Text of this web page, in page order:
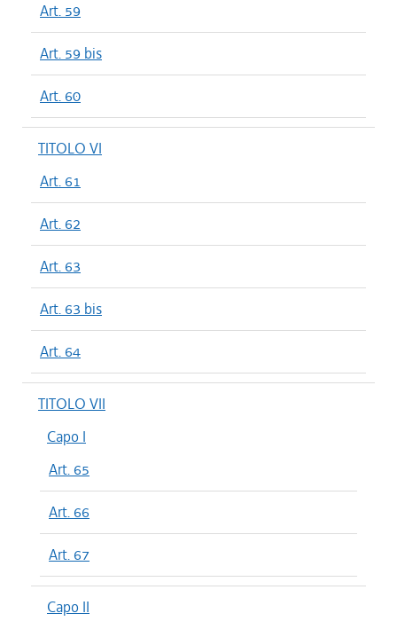
Art. 59
Art. 59 bis
Art. 60
TITOLO VI
Art. 61
Art. 62
Art. 63
Art. 63 bis
Art. 64
TITOLO VII
Capo I
Art. 65
Art. 66
Art. 67
Capo II